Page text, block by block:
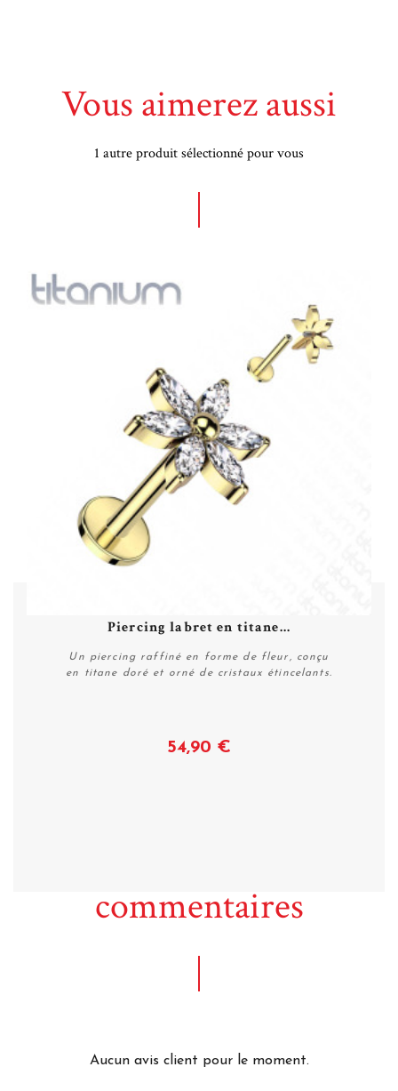
Vous aimerez aussi
1 autre produit sélectionné pour vous
Piercing labret en titane...
Un piercing raffiné en forme de fleur, conçu
en titane doré et orné de cristaux étincelants.
54,90 €
commentaires
Aucun avis client pour le moment.